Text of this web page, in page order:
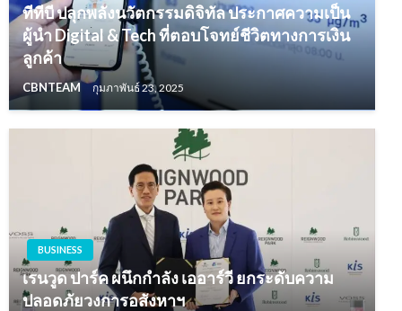
ทีทีบี ปลุกพลังนวัตกรรมดิจิทัล ประกาศความเป็น
ผู้นำ Digital & Tech ที่ตอบโจทย์ชีวิตทางการเงิน
ลูกค้า
CBNTEAM กุมภาพันธ์ 23, 2025
BUSINESS
เรนวูด ปาร์ค ผนึกกำลัง เออาร์วี ยกระดับความ
ปลอดภัยวงการอสังหาฯ